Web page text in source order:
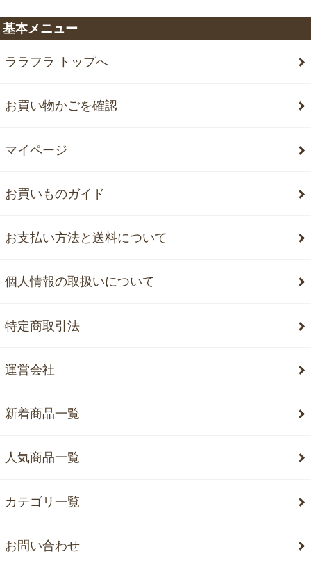
基本メニュー
ララフラ トップへ
お買い物かごを確認
マイページ
お買いものガイド
お支払い方法と送料について
個人情報の取扱いについて
特定商取引法
運営会社
新着商品一覧
人気商品一覧
カテゴリ一覧
お問い合わせ